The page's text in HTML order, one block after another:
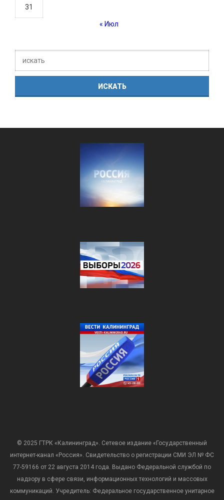
31
« Июл
© 2025 ГТРК «Калининград». Сетевое издание «Государственный
интернет-канал «Россия». Свидетельство о регистрации СМИ ЭЛ № ФС
77-59166 от 22 августа 2014 года. Выдано Федеральной службой по
надзору в сфере связи, информационных технологий и массовых
коммуникаций. Учредитель: Федеральное государственное унитарное